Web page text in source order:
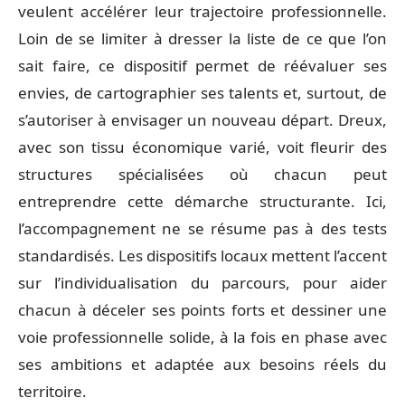
veulent accélérer leur trajectoire professionnelle.
Loin de se limiter à dresser la liste de ce que l’on
sait faire, ce dispositif permet de réévaluer ses
envies, de cartographier ses talents et, surtout, de
s’autoriser à envisager un nouveau départ. Dreux,
avec son tissu économique varié, voit fleurir des
structures spécialisées où chacun peut
entreprendre cette démarche structurante. Ici,
l’accompagnement ne se résume pas à des tests
standardisés. Les dispositifs locaux mettent l’accent
sur l’individualisation du parcours, pour aider
chacun à déceler ses points forts et dessiner une
voie professionnelle solide, à la fois en phase avec
ses ambitions et adaptée aux besoins réels du
territoire.